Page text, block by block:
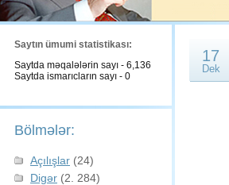
Saytın ümumi statistikası:
Saytda məqalələrin sayı - 6,136
Saytda ismarıcların sayı - 0
Bölmələr:
Açılışlar (24)
Digər (2. 284)
17
Dek